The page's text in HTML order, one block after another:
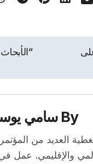
By سامي
12 عامًا، قام بتغطية
والإقليمي. عمل